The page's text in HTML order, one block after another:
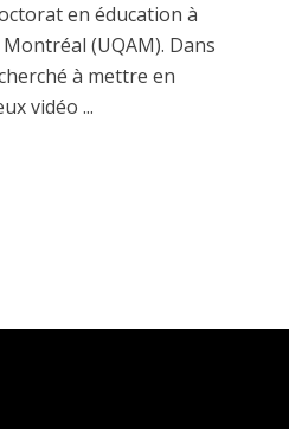
en éducation à
(UQAM). Dans
à mettre en
vidéo ...